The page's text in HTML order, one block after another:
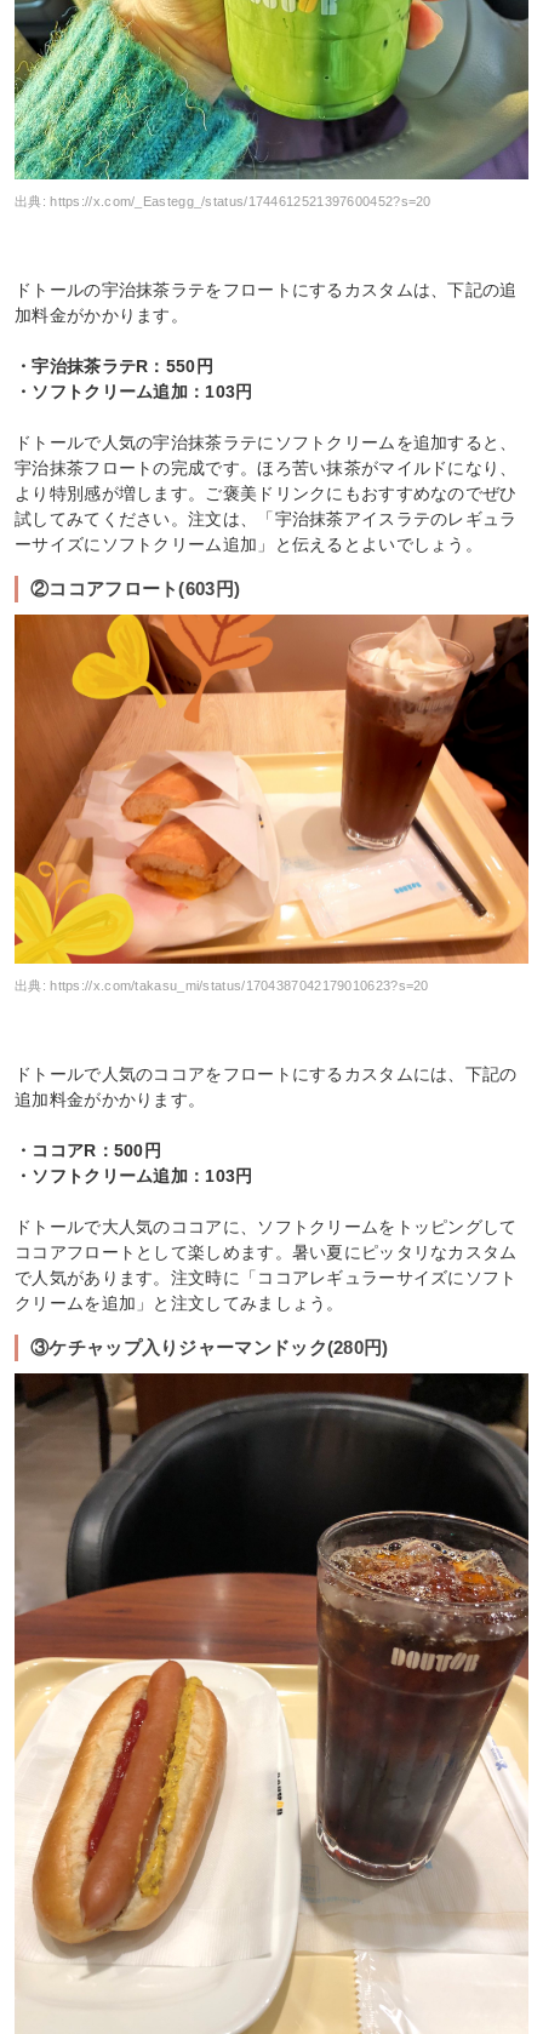
出典:https://x.com/_Eastegg_/status/1744612521397600452?s=20
ドトールの宇治抹茶ラテをフロートにするカスタムは、下記の追
加料金がかかります。
・宇治抹茶ラテR：550円
・ソフトクリーム追加：103円
ドトールで人気の宇治抹茶ラテにソフトクリームを追加すると、
宇治抹茶フロートの完成です。ほろ苦い抹茶がマイルドになり、
より特別感が増します。ご褒美ドリンクにもおすすめなのでぜひ
試してみてください。注文は、「宇治抹茶アイスラテのレギュラ
ーサイズにソフトクリーム追加」と伝えるとよいでしょう。
②ココアフロート(603円)
出典:https://x.com/takasu_mi/status/1704387042179010623?s=20
ドトールで人気のココアをフロートにするカスタムには、下記の
追加料金がかかります。
・ココアR：500円
・ソフトクリーム追加：103円
ドトールで大人気のココアに、ソフトクリームをトッピングして
ココアフロートとして楽しめます。暑い夏にピッタリなカスタム
で人気があります。注文時に「ココアレギュラーサイズにソフト
クリームを追加」と注文してみましょう。
③ケチャップ入りジャーマンドック(280円)